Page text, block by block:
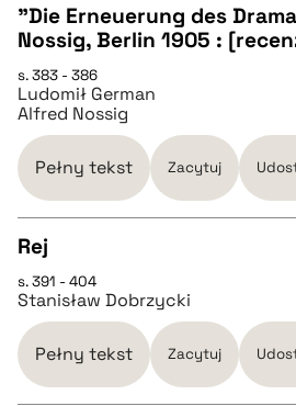
pobierz cytat
CZYSTY TEKST
pobierz cytat
"Die Erneuerung des
Nossig, Berlin 1905 :
s. 383 - 386
Ludomił German
Alfred Nossig
Pełny tekst Zacytuj
CZYSTY TEKST
pobierz cytat
Rej
s. 391 - 404
Stanisław Dobrzycki
Pełny tekst Zacytuj